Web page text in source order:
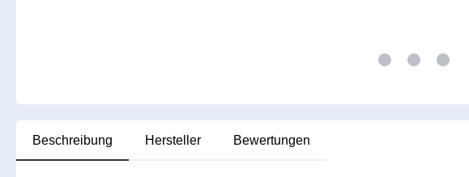
Beschreibung Hersteller Bewertungen